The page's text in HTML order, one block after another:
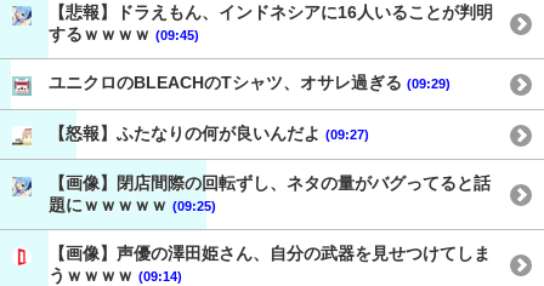
【悲報】ドラえもん、インドネシアに16人いることが判明
するｗｗｗｗ (09:45)
ユニクロのBLEACHのTシャツ、オサレ過ぎる (09:29)
【怒報】ふたなりの何が良いんだよ (09:27)
【画像】閉店間際の回転ずし、ネタの量がバグってると話
題にｗｗｗｗｗ (09:25)
【画像】声優の澤田姫さん、自分の武器を見せつけてしま
うｗｗｗｗ (09:14)